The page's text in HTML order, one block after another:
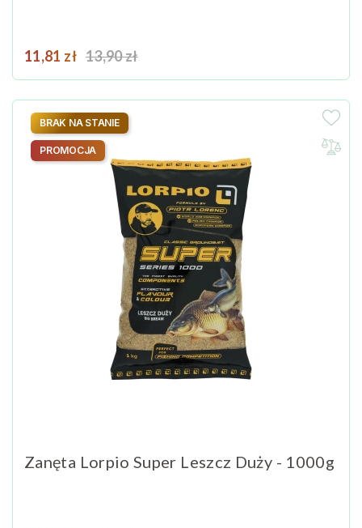
Cena
11,81 zł Cena podstawowa
13,90 zł
Zanęta Lorpio Super Leszcz Duży - 1000g
BRAK NA STANIE
PROMOCJA